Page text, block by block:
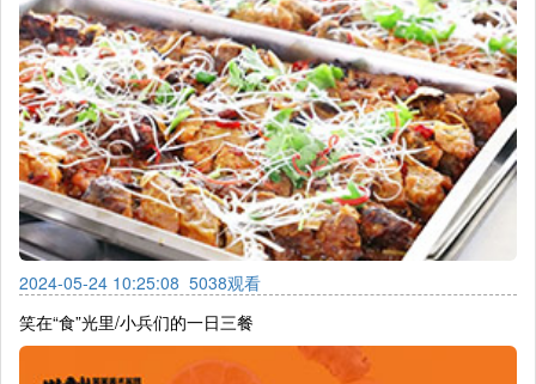
2024-05-24 10:25:08 5038观看
笑在“食”光里/小兵们的一日三餐